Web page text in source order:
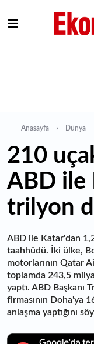
Anasayfa Dünya
210
ABD ile
trilyon
ABD ile Katar'dan
taahhüdü. İki ülke,
motorlarının Qatar
toplamda 243,5
yaptı. ABD Başkanı
firmasının Doha'ya
anlaşma yaptığını